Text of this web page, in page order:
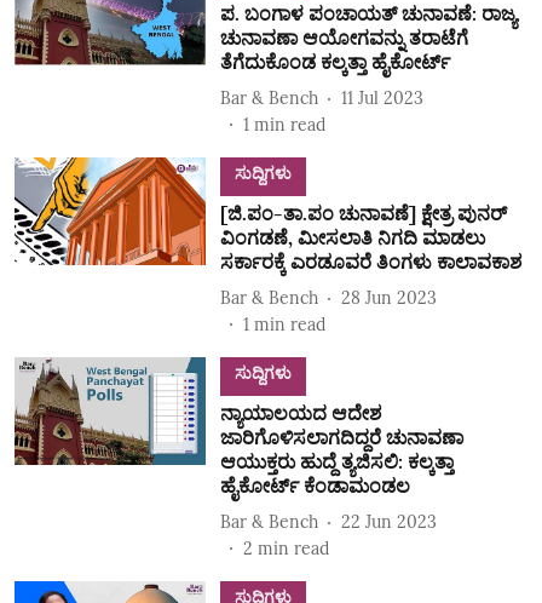
ಪ. ಬಂಗಾಳ ಪಂಚಾಯತ್ ಚುನಾವಣೆ: ರಾಜ್ಯ
ಚುನಾವಣಾ ಆಯೋಗವನ್ನು ತರಾಟೆಗೆ
ತೆಗೆದುಕೊಂಡ ಕಲ್ಕತ್ತಾ ಹೈಕೋರ್ಟ್
Bar & Bench
11 Jul 2023
1 min read
ಸುದ್ದಿಗಳು
[ಜಿ.ಪಂ-ತಾ.ಪಂ ಚುನಾವಣೆ] ಕ್ಷೇತ್ರ ಪುನರ್‌
ವಿಂಗಡಣೆ, ಮೀಸಲಾತಿ ನಿಗದಿ ಮಾಡಲು
ಸರ್ಕಾರಕ್ಕೆ ಎರಡೂವರೆ ತಿಂಗಳು ಕಾಲಾವಕಾಶ
Bar & Bench
28 Jun 2023
1 min read
ಸುದ್ದಿಗಳು
ನ್ಯಾಯಾಲಯದ ಆದೇಶ
ಜಾರಿಗೊಳಿಸಲಾಗದಿದ್ದರೆ ಚುನಾವಣಾ
ಆಯುಕ್ತರು ಹುದ್ದೆ ತ್ಯಜಿಸಲಿ: ಕಲ್ಕತ್ತಾ
ಹೈಕೋರ್ಟ್ ಕೆಂಡಾಮಂಡಲ
Bar & Bench
22 Jun 2023
2 min read
ಸುದ್ದಿಗಳು